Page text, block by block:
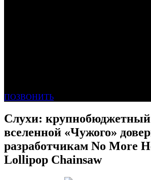
ПОЗВОНИТЬ
Слухи: крупнобюджетный
вселенной «Чужого»
разработчикам No More
Lollipop Chainsaw